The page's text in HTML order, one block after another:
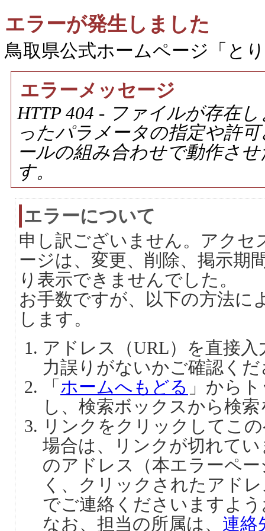
エラーが発生しました
鳥取県公式ホームページ「と
エラーメッセージ
HTTP 404 - ファイルが存在
ったパラメータの指定や許
ールの組み合わせで動作さ
す。
エラーについて
申し訳ございません。アクセ
ージは、変更、削除、掲示期
り表示できませんでした。
お手数ですが、以下の方法に
します。
アドレス（URL）を直接
力誤りがないかご確認く
「 ホームへもどる 」から
し、検索ボックスから検
リンクをクリックしてこ
場合は、リンクが切れて
のアドレス（本エラーペ
く、クリックされたアド
でご連絡くださいますよ
なお、担当の所属は、 連絡